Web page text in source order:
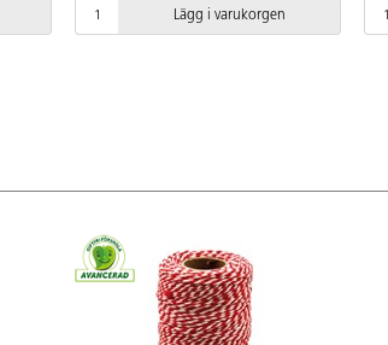
bygginstruktioner, vilket ger fyra
elever möjligheter att samarbeta och
minimal och lärandet optimalt. LEGO
Education Coding Canvas är appen
som väcker kreationerna till liv, en
säker och trygg app utan lagring eller
inloggning. I appen används
Lägg i varukorgen